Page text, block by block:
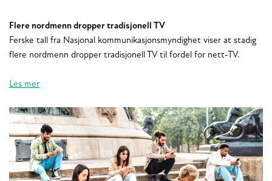
Flere nordmenn dropper tradisjonell TV
Ferske tall fra Nasjonal kommunikasjonsmyndighet viser at stadig
flere nordmenn dropper tradisjonell TV til fordel for nett-TV.
Les mer